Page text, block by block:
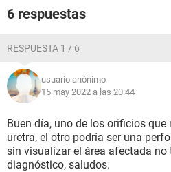
6 respuestas
RESPUESTA 1 / 6
usuario anónimo
15 may 2022 a las 20:44
Buen día, uno de los orificios
uretra, el otro podría ser una
sin visualizar el área afectada no
diagnóstico, saludos.